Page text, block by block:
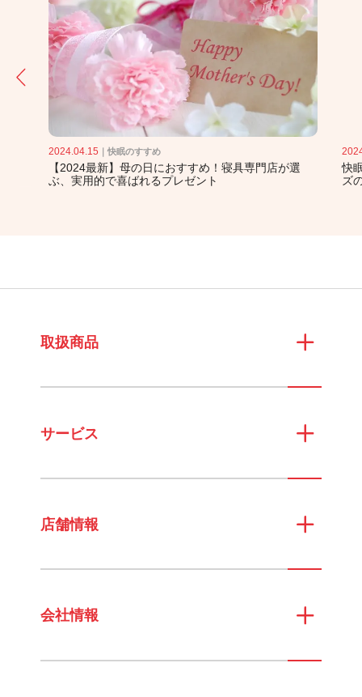
2024.04.15 ｜快眠のすすめ
【2024最新】母の日におすすめ！寝具専門店が選
ぶ、実用的で喜ばれるプレゼント
快
ズ
取扱商品
サービス
店舗情報
会社情報